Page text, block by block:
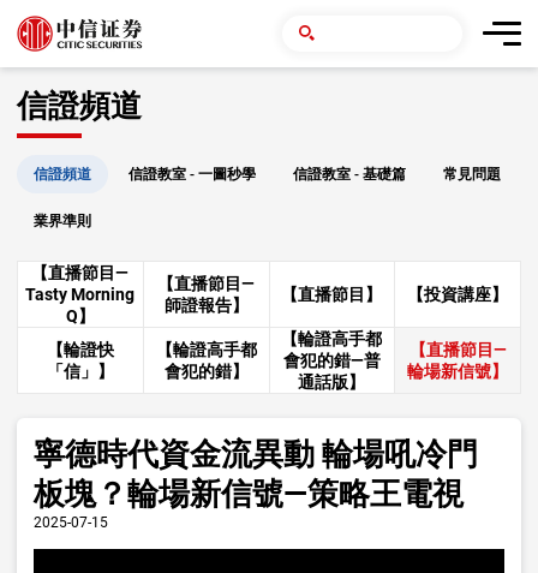
信證頻道
信證頻道 信證教室 - 一圖秒學 信證教室 - 基礎篇 常見問題
業界準則
【直播節目—
Tasty Morning
Q】
【直播節目—
師證報告】
【直播節目】 【投資講座】
【輪證快
「信」】
【輪證高手都
會犯的錯】
【輪證高手都
會犯的錯—普
通話版】
【直播節目—
輪場新信號】
寧德時代資金流異動 輪場吼冷門
板塊？輪場新信號—策略王電視
2025-07-15